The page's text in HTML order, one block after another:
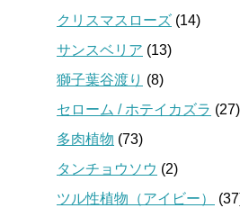
クリスマスローズ (14)
サンスベリア (13)
獅子葉谷渡り (8)
セローム / ホテイカズラ (27)
多肉植物 (73)
タンチョウソウ (2)
ツル性植物（アイビー）